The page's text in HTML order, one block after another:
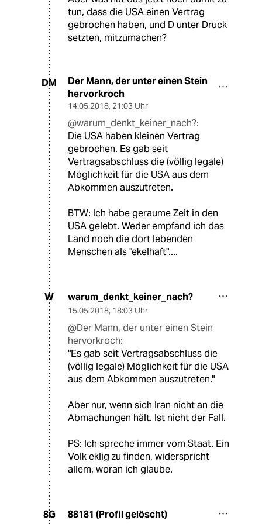
tun, dass die USA einen Vertrag
gebrochen haben, und D unter Druck
setzten, mitzumachen?
DM
Der Mann, der unter einen Stein
hervorkroch
14.05.2018, 21:03 Uhr
@warum_denkt_keiner_nach?:
Die USA haben kleinen Vertrag
gebrochen. Es gab seit
Vertragsabschluss die (völlig legale)
Möglichkeit für die USA aus dem
Abkommen auszutreten.
BTW: Ich habe geraume Zeit in den
USA gelebt. Weder empfand ich das
Land noch die dort lebenden
Menschen als "ekelhaft"....
W warum_denkt_keiner_nach?
15.05.2018, 18:03 Uhr
@Der Mann, der unter einen Stein
hervorkroch:
"Es gab seit Vertragsabschluss die
(völlig legale) Möglichkeit für die USA
aus dem Abkommen auszutreten."
Aber nur, wenn sich Iran nicht an die
Abmachungen hält. Ist nicht der Fall.
PS: Ich spreche immer vom Staat. Ein
Volk eklig zu finden, widerspricht
allem, woran ich glaube.
8G 88181 (Profil gelöscht)